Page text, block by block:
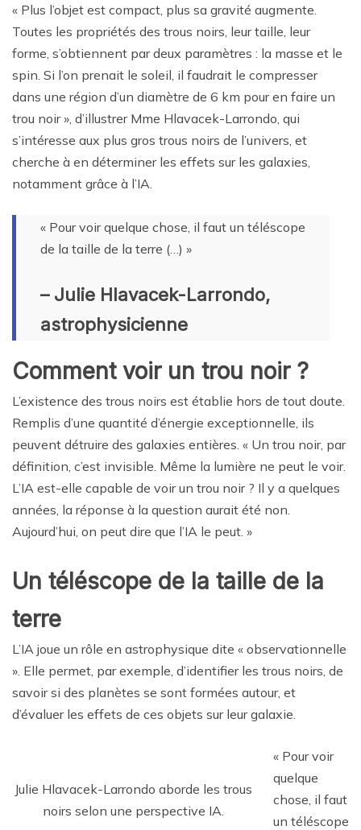
« Plus l’objet est compact, plus sa gravité augmente.
Toutes les propriétés des trous noirs, leur taille, leur
forme, s’obtiennent par deux paramètres : la masse et le
spin. Si l’on prenait le soleil, il faudrait le compresser
dans une région d’un diamètre de 6 km pour en faire un
trou noir », d’illustrer Mme Hlavacek-Larrondo, qui
s’intéresse aux plus gros trous noirs de l’univers, et
cherche à en déterminer les effets sur les galaxies,
notamment grâce à l’IA.
« Pour voir quelque chose, il faut un téléscope
de la taille de la terre (…) »
– Julie Hlavacek-Larrondo,
astrophysicienne
Comment voir un trou noir ?
L’existence des trous noirs est établie hors de tout doute.
Remplis d’une quantité d’énergie exceptionnelle, ils
peuvent détruire des galaxies entières. « Un trou noir, par
définition, c’est invisible. Même la lumière ne peut le voir.
L’IA est-elle capable de voir un trou noir ? Il y a quelques
années, la réponse à la question aurait été non.
Aujourd’hui, on peut dire que l’IA le peut. »
Un téléscope de la taille de la
terre
L’IA joue un rôle en astrophysique dite « observationnelle
». Elle permet, par exemple, d’identifier les trous noirs, de
savoir si des planètes se sont formées autour, et
d’évaluer les effets de ces objets sur leur galaxie.
Julie Hlavacek-Larrondo aborde les trous
noirs selon une perspective IA.
« Pour voir
quelque
chose, il faut
un téléscope